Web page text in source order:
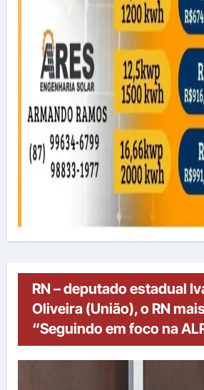
RN – deputado estadual
Oliveira (União), o RN
“Seguindo em foco na